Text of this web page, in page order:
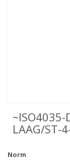
~ISO4035-
LAAG/ST-
Norm